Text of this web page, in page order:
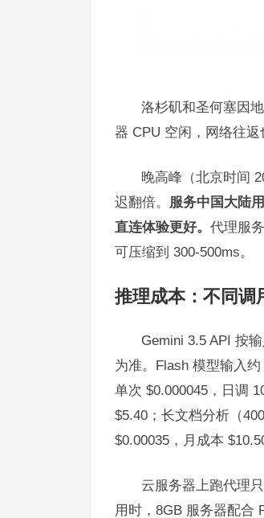
洛杉矶和圣何塞因
器 CPU 空闲，网络往返
晚高峰（北京时间
迟翻倍。
服务中国大陆
直连体验更好。 代理服
可压缩到 300-500ms。
推理成本：不同调
Gemini 3.5 API 按
为准。Flash 模型输入
单次 $0.000045，日调
$5.40；长文档分析（
$0.00035，月成本
云服务器上跑代理
用时，8GB 服务器配合